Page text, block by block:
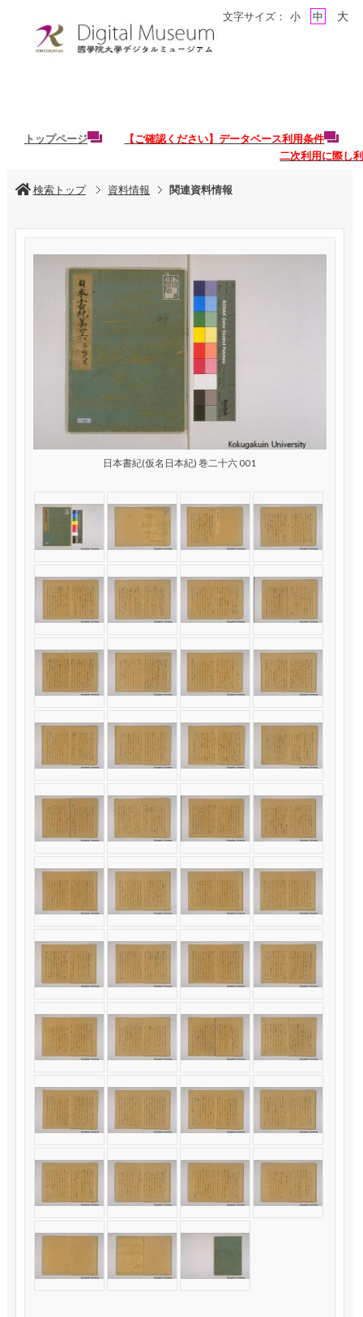
トップページ
【ご確認ください】データベース利用条件
二次利用に際し
文字サイズ： 小 中 大
検索トップ 資料情報 関連資料情報
日本書紀(仮名日本紀) 巻二十六 001